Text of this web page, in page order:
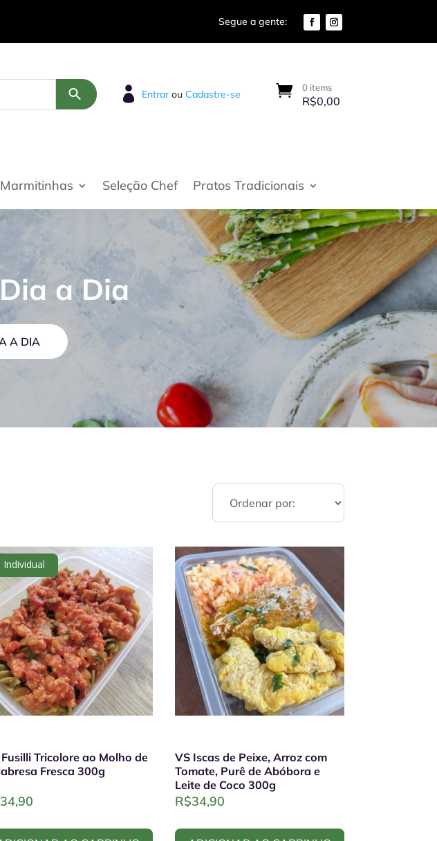
 Entrar ouCadastre-se
0 items
R$0,00
Marmitinhas Seleção Chef Pratos Tradicionais
a Dia
A DIA
Individual
Tricolore ao Molho de
Fresca 300g
34,90
VS Iscas de Peixe, Arroz com
Tomate, Purê de Abóbora e
Leite de Coco 300g
R$34,90